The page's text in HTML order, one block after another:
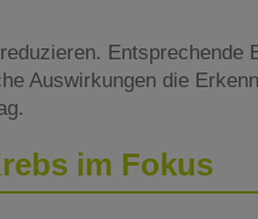
Entsprechende
Auswirkungen die
im Fokus